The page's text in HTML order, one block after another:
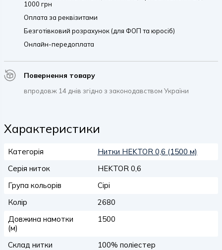
1000 грн
Оплата за реквізитами
Безготівковий розрахунок (для ФОП та юросіб)
Онлайн-передоплата
Повернення товару
впродовж 14 днів згідно з законодавством України
Характеристики
Категорія
Нитки HEKTOR 0,6 (1500 м)
Серія ниток
HEKTOR 0,6
Група кольорів
Сірі
Колір
2680
Довжина намотки
(м)
1500
Склад нитки
100% поліестер